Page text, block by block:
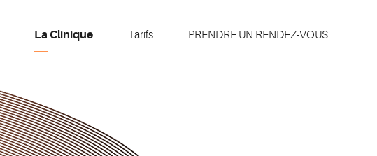
La Clinique Tarifs PRENDRE UN RENDEZ-VOUS